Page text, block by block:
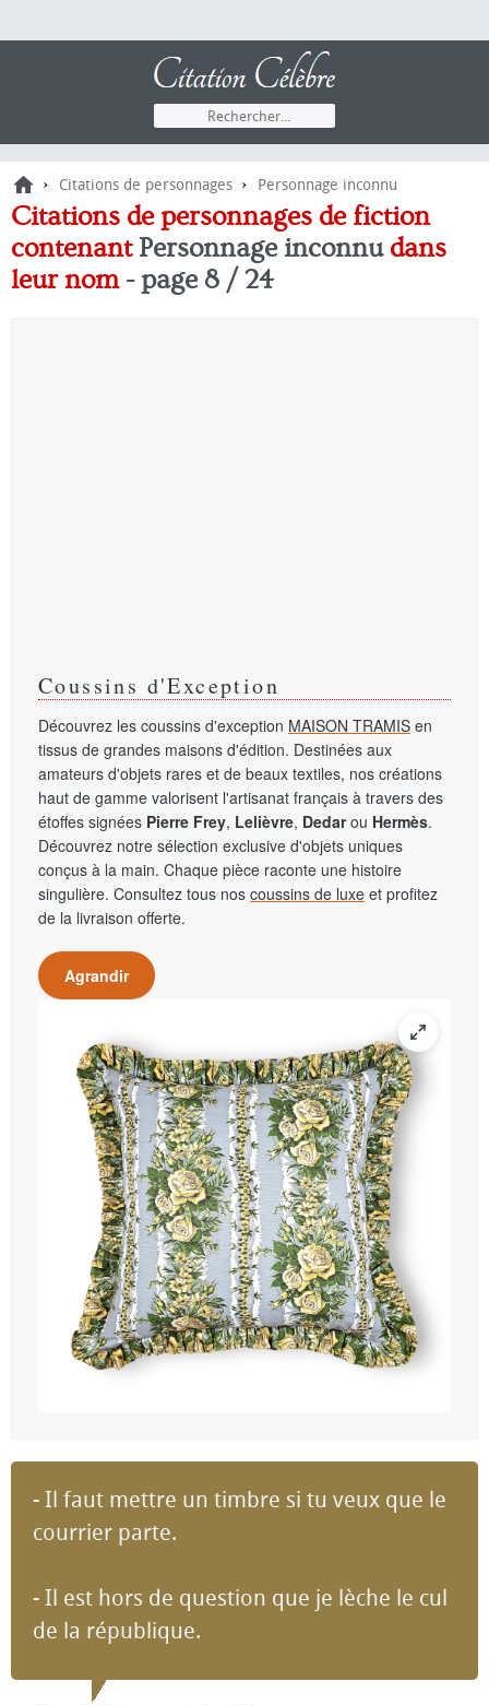
› Citations de personnages › Personnage inconnu
Citations de personnages de fiction
contenant Personnage inconnudans
leur nom - page 8 / 24
Coussins d'Exception
Découvrez les coussins d'exception MAISON TRAMIS en
tissus de grandes maisons d'édition. Destinées aux
amateurs d'objets rares et de beaux textiles, nos créations
haut de gamme valorisent l'artisanat français à travers des
étoffes signées Pierre Frey, Lelièvre, Dedarou Hermès.
Découvrez notre sélection exclusive d'objets uniques
conçus à la main. Chaque pièce raconte une histoire
singulière. Consultez tous nos coussins de luxe et profitez
de la livraison offerte.
Agrandir
- Il faut mettre un timbre si tu veux que le
courrier parte.
- Il est hors de question que je lèche le cul
de la république.